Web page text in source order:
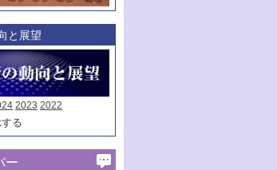
マークあり
と展望
2023 2022
る
ー